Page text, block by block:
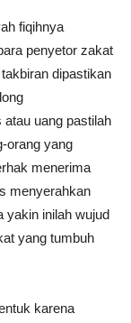
fiqihnya
penyetor zakat
dipastikan
uang pastilah
orang yang
menerima
menyerahkan
yakin inilah wujud
yang tumbuh
karena